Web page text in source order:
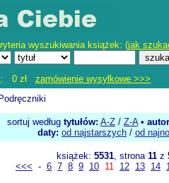
wyszukiwania książek: (jak
: 0 zł zamówienie wysyłkowe >>>
sortuj według tytułów: A-Z / Z-A•
daty: od najstarszych / od
książek: 5531, strona 11z
<<< - 6 7 8 9 10 11 12 13 14